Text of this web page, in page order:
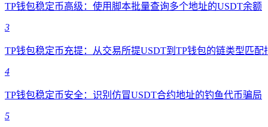
TP钱包稳定币高级：使用脚本批量查询多个地址的USDT余额
3
TP钱包稳定币充提：从交易所提USDT到TP钱包的链类型匹配
4
TP钱包稳定币安全：识别仿冒USDT合约地址的钓鱼代币骗局
5